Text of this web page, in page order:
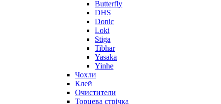
Butterfly
DHS
Donic
Loki
Stiga
Tibhar
Yasaka
Yinhe
Чохли
Клей
Очистители
Торцева стрічка